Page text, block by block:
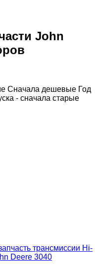
John
Сначала дешевые Год
- сначала старые
трансмиссии Hi-
Deere 3040